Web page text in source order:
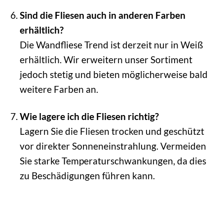
Sind die Fliesen auch in anderen Farben
erhältlich?
Die Wandfliese Trend ist derzeit nur in Weiß
erhältlich. Wir erweitern unser Sortiment
jedoch stetig und bieten möglicherweise bald
weitere Farben an.
Wie lagere ich die Fliesen richtig?
Lagern Sie die Fliesen trocken und geschützt
vor direkter Sonneneinstrahlung. Vermeiden
Sie starke Temperaturschwankungen, da dies
zu Beschädigungen führen kann.